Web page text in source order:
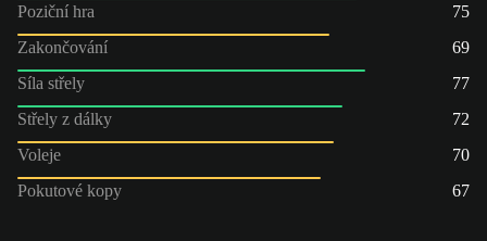
Poziční hra
75
Zakončování
69
Síla střely
77
Střely z dálky
72
Voleje
70
Pokutové kopy
67